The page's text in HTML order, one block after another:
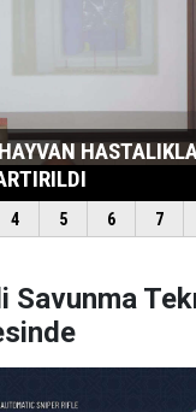
Savunma